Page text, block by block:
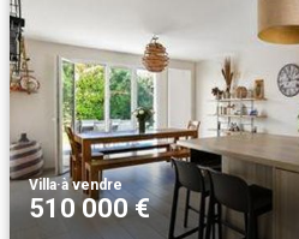
Villa·à vendre
510 000 €